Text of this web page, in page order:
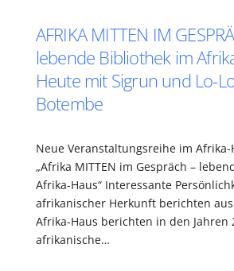
AFRIKA MITTEN IM
lebende Bibliothek im
Heute mit Sigrun und Lo-
Botembe
Neue Veranstaltungsreihe im Afrika-
„Afrika MITTEN im Gespräch –
Afrika-Haus“ Interessante
afrikanischer Herkunft berichten
Afrika-Haus berichten in den Jahren
afrikanische…